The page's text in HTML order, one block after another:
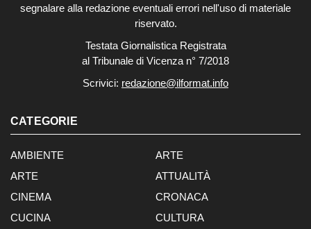
segnalare alla redazione eventuali errori nell'uso di materiale
riservato.
Testata Giornalistica Registrata
al Tribunale di Vicenza n° 7/2018
Scrivici: redazione@ilformat.info
CATEGORIE
AMBIENTE
ARTE
ARTE
ATTUALITÀ
CINEMA
CRONACA
CUCINA
CULTURA